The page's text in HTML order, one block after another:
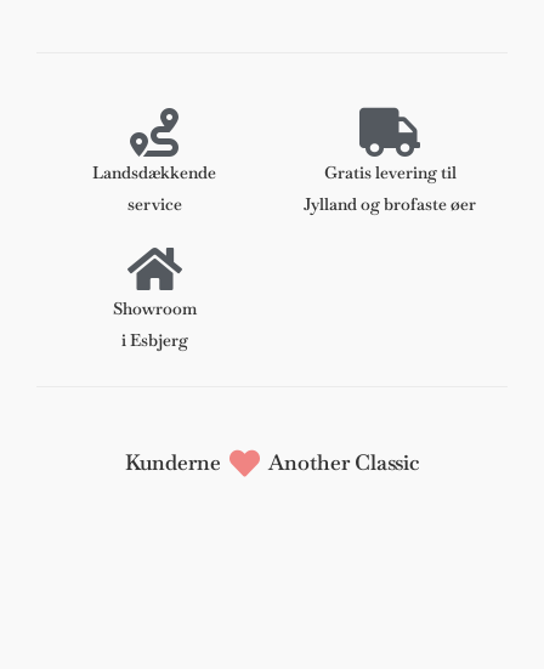
Landsdækkende
service
Gratis levering til
Jylland og brofaste øer
Showroom
i Esbjerg
Kunderne Another Classic